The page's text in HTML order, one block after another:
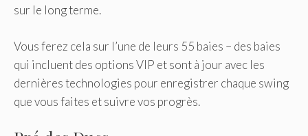
sur le long terme.
Vous ferez cela sur l’une de leurs 55 baies – des baies
qui incluent des options VIP et sont à jour avec les
dernières technologies pour enregistrer chaque swing
que vous faites et suivre vos progrès.